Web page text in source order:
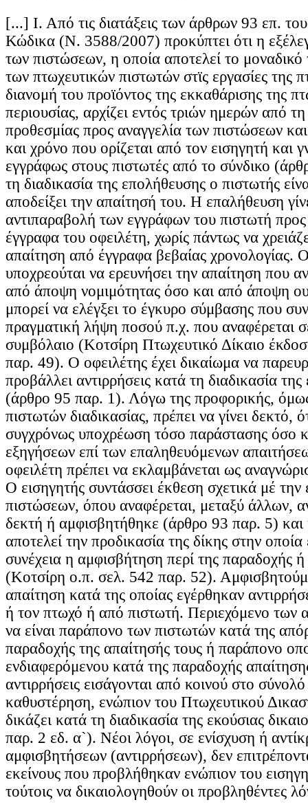
[...] Ι. Από τις διατάξεις των άρθρων 93 επ.
Κώδικα (Ν. 3588/2007) προκύπτει ότι η
των πιστώσεων, η οποία αποτελεί το
των πτωχευτικών πιστωτών στϊς εργασίες της
διανομή του προϊόντος της εκκαθάρισης της
περιουσίας, αρχίζει εντός τριών ημερών από
προθεσμίας προς αναγγελία των πιστώσεων
και χρόνο που ορίζεται από τον εισηγητή και
εγγράφως στους πιστωτές από το σύνδικο
τη διαδικασία της επολήθευσης ο πιστωτής
αποδείξει την απαίτησή του. Η επαλήθευση
αντιπαραβολή των εγγράφων του πιστωτή προς
έγγραφα του οφειλέτη, χωρίς πάντως να
απαίτηση από έγγραφα βεβαίας χρονολογίας.
υποχρεούται να ερευνήσει την απαίτηση που
από άποψη νομιμότητας όσο και από άποψη
μπορεί να ελέγξει το έγκυρο σύμβασης που
πραγματική λήψη ποσού π.χ. που αναφέρεται
συμβόλαιο (Κοτσίρη Πτωχευτικό Δίκαιο
παρ. 49). Ο οφειλέτης έχει δικαίωμα να
προβάλλει αντιρρήσεις κατά τη διαδικασία
(άρθρο 95 παρ. 1). Λόγω της προφορικής,
πιστωτών διαδικασίας, πρέπει να γίνει δεκτό,
συγχρόνως υποχρέωση τόσο παράστασης όσο
εξηγήσεων επί των επαληθευόμενων
οφειλέτη πρέπει να εκλαμβάνεται ως
Ο εισηγητής συντάσσει έκθεση σχετικά μέ την
πιστώσεων, όπου αναφέρεται, μεταξύ άλλων,
δεκτή ή αμφισβητήθηκε (άρθρο 93 παρ. 5)
αποτελεί την προδικασία της δίκης στην οποία
συνέχεια η αμφισβήτηση περί της παραδοχής
(Κοτσίρη ο.π. σελ. 542 παρ. 52).
απαίτηση κατά της οποίας εγέρθηκαν
ή τον πτωχό ή από πιστωτή. Περιεχόμενο των
να είναι παράπονο των πιστωτών κατά της
παραδοχής της απαίτησής τους ή παράπονο
ενδιαφερόμενου κατά της παραδοχής
αντιρρήσεις εισάγονται από κοινού στο
καθυστέρηση, ενώπιον του Πτωχευτικού
δικάζει κατά τη διαδικασία της εκούσιας
παρ. 2 εδ. α`). Νέοι λόγοι, σε ενίσχυση ή
αμφισβητήσεων (αντιρρήσεων), δεν
εκείνους που προβλήθηκαν ενώπιον του
τούτοις να δικαιολογηθούν οι προβληθέντες